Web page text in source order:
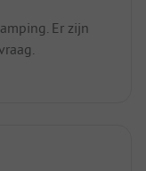
Er zijn